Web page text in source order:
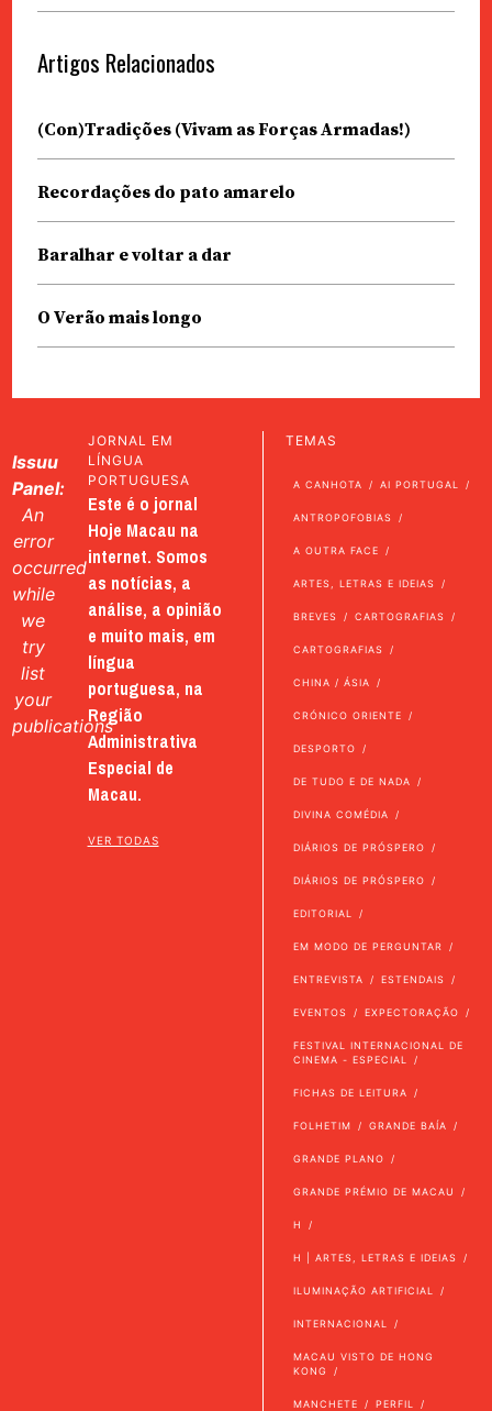
Artigos Relacionados
(Con)Tradições (Vivam as Forças Armadas!)
Recordações do pato amarelo
Baralhar e voltar a dar
O Verão mais longo
Issuu
Panel:
An
error
occurred
while
we
try
list
your
publications
JORNAL EM
LÍNGUA
PORTUGUESA
Este é o jornal
Hoje Macau na
internet. Somos
as notícias, a
análise, a opinião
e muito mais, em
língua
portuguesa, na
Região
Administrativa
Especial de
Macau.
VER TODAS
TEMAS
A CANHOTA AI PORTUGAL
ANTROPOFOBIAS
A OUTRA FACE
ARTES, LETRAS E IDEIAS
BREVES CARTOGRAFIAS
CARTOGRAFIAS
CHINA / ÁSIA
CRÓNICO ORIENTE
DESPORTO
DE TUDO E DE NADA
DIVINA COMÉDIA
DIÁRIOS DE PRÓSPERO
DIÁRIOS DE PRÓSPERO
EDITORIAL
EM MODO DE PERGUNTAR
ENTREVISTA ESTENDAIS
EVENTOS EXPECTORAÇÃO
FESTIVAL INTERNACIONAL DE
CINEMA - ESPECIAL
FICHAS DE LEITURA
FOLHETIM GRANDE BAÍA
GRANDE PLANO
GRANDE PRÉMIO DE MACAU
H
H | ARTES, LETRAS E IDEIAS
ILUMINAÇÃO ARTIFICIAL
INTERNACIONAL
MACAU VISTO DE HONG
KONG
MANCHETE PERFIL